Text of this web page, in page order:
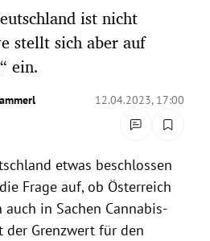
ist nicht
stellt sich aber auf
ein.
12.04.2023, 17:00
etwas beschlossen
Frage auf, ob Österreich
in Sachen Cannabis-
der Grenzwert für den